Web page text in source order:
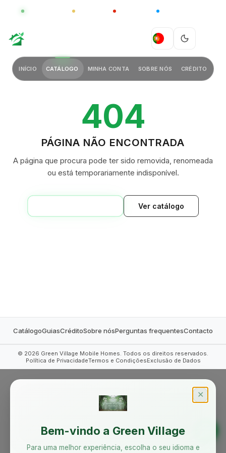
CHINA
PT
INÍCIO CATÁLOGO MINHA CONTA SOBRE NÓS CRÉDITO
404
PÁGINA NÃO ENCONTRADA
A página que procura pode ter sido removida, renomeada
ou está temporariamente indisponível.
Ver catálogo
CatálogoGuiasCréditoSobre nósPerguntas frequentesContacto
© 2026 Green Village Mobile Homes. Todos os direitos reservados.
Política de PrivacidadeTermos e CondiçõesExclusão de Dados
✕
Bem-vindo a Green Village
Para uma melhor experiência, escolha o seu idioma e